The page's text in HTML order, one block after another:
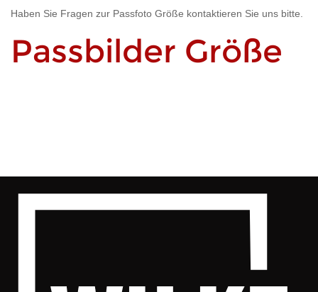
Haben Sie Fragen zur Passfoto Größe kontaktieren Sie uns bitte.
Passbilder Größe